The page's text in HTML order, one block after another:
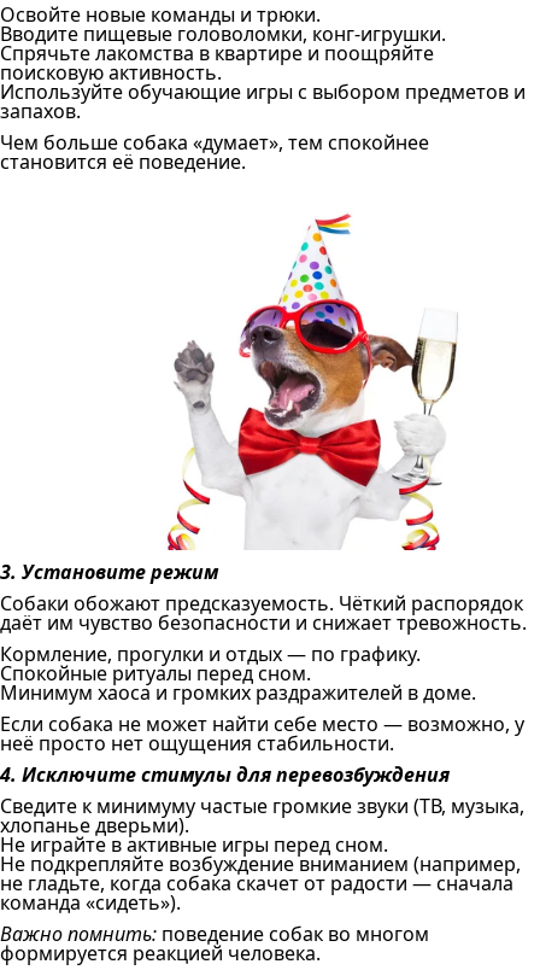
Освойте новые команды и трюки.
Вводите пищевые головоломки, конг-игрушки.
Спрячьте лакомства в квартире и поощряйте
поисковую активность.
Используйте обучающие игры с выбором предметов и
запахов.
Чем больше собака «думает», тем спокойнее
становится её поведение.
3. Установите режим
Собаки обожают предсказуемость. Чёткий распорядок
даёт им чувство безопасности и снижает тревожность.
Кормление, прогулки и отдых — по графику.
Спокойные ритуалы перед сном.
Минимум хаоса и громких раздражителей в доме.
Если собака не может найти себе место — возможно, у
неё просто нет ощущения стабильности.
4. Исключите стимулы для перевозбуждения
Сведите к минимуму частые громкие звуки (ТВ, музыка,
хлопанье дверьми).
Не играйте в активные игры перед сном.
Не подкрепляйте возбуждение вниманием (например,
не гладьте, когда собака скачет от радости — сначала
команда «сидеть»).
Важно помнить: поведение собак во многом
формируется реакцией человека.